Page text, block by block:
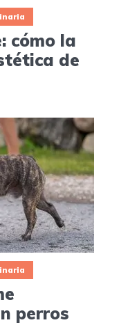
cómo la
de
perros